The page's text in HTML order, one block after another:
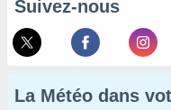
Suivez-nous
La Météo dans